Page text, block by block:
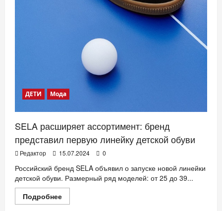
ДЕТИ Мода
SELA расширяет ассортимент: бренд
представил первую линейку детской обуви
Редактор 15.07.2024 0
Российский бренд SELA объявил о запуске новой линейки
детской обуви. Размерный ряд моделей: от 25 до 39...
ПодробнееПрочитать
больше